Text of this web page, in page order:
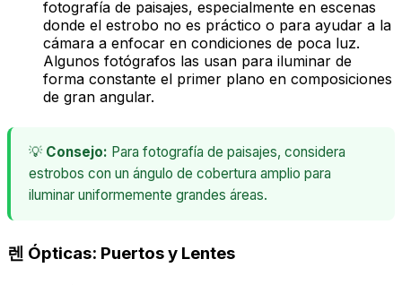
fotografía de paisajes, especialmente en escenas
donde el estrobo no es práctico o para ayudar a la
cámara a enfocar en condiciones de poca luz.
Algunos fotógrafos las usan para iluminar de
forma constante el primer plano en composiciones
de gran angular.
💡 Consejo: Para fotografía de paisajes, considera
estrobos con un ángulo de cobertura amplio para
iluminar uniformemente grandes áreas.
렌 Ópticas: Puertos y Lentes